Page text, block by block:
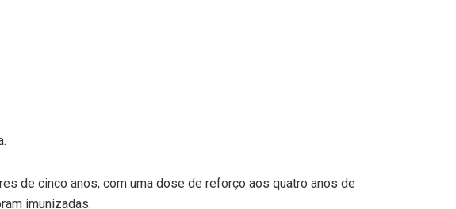
de cinco anos, com uma dose de reforço aos quatro anos de
imunizadas.